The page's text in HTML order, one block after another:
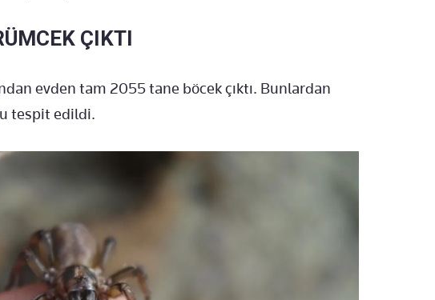
ÇIKTI
evden tam 2055 tane böcek çıktı. Bunlardan
tespit edildi.